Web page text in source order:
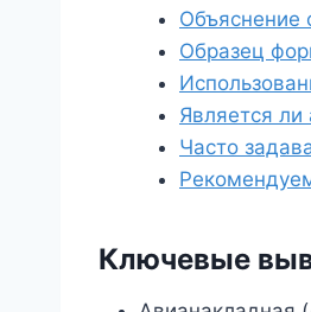
Объяснение
Образец
Является ли
Часто
Ключевые